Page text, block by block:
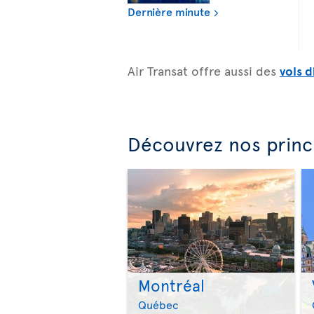
Dernière minute
Air Transat offre aussi des vols
Découvrez nos
Montréal
Québec